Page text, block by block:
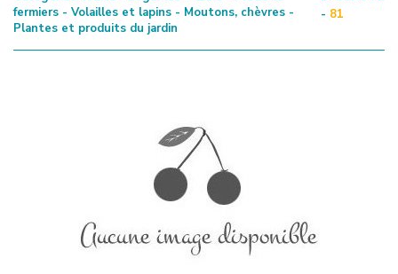
fermiers - Volailles et lapins - Moutons, chèvres -
Plantes et produits du jardin
- 81